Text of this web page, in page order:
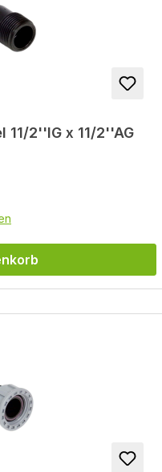
11/2''IG x 11/2''AG